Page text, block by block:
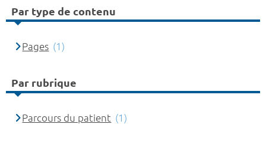
Par type de contenu
Pages (1)
Par rubrique
Parcours du patient (1)